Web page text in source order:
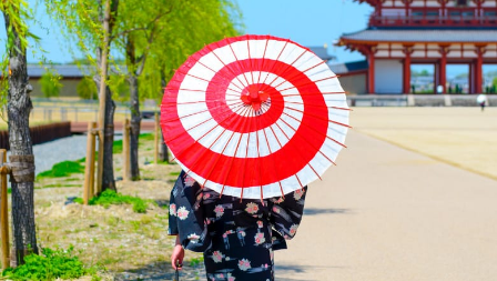
Previous